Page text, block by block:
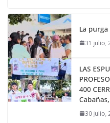
La
31 julio,
LAS
400
30 julio,